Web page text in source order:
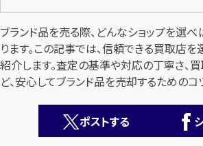
ブランド品を売る際、どんなショップを選
ります。この記事では、信頼できる買取店
紹介します。査定の基準や対応の丁寧さ、
ど、安心してブランド品を売却するためのコ
ポストする